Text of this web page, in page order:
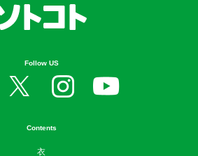
Follow US
Contents
衣